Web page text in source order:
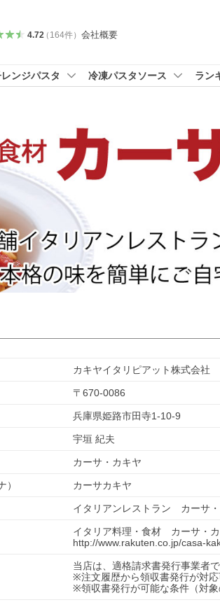
4.72（ 164件） 会社概要
ンジパスタ 冷凍パスタソース ラン
カキヤイタリピアット株式会社
〒 670-0086
兵庫県姫路市田寺1-10-9
宇垣 紀夫
カーサ・カキヤ
） カーサカキヤ
イタリアンレストラン　カーサ
イタリア料理・食材　カーサ・
http://www.rakuten.co.jp/casa-
当店は、適格請求書発行事業者で
※注文履歴から領収書発行が対応
※領収書発行が可能な条件（対